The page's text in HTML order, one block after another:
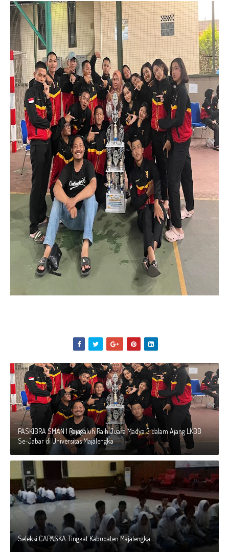
PASKIBRA SMAN 1 Rajagaluh Raih Juara Madya 3 dalam Ajang LKBB
Se-Jabar di Universitas Majalengka
Seleksi CAPASKA Tingkat Kabupaten Majalengka